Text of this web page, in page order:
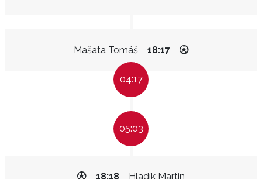
Mašata Tomáš 18:17
04:17
05:03
Hladík Martin
18:18